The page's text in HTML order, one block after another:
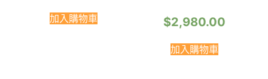
加入購物車 $2,980.00
加入購物車